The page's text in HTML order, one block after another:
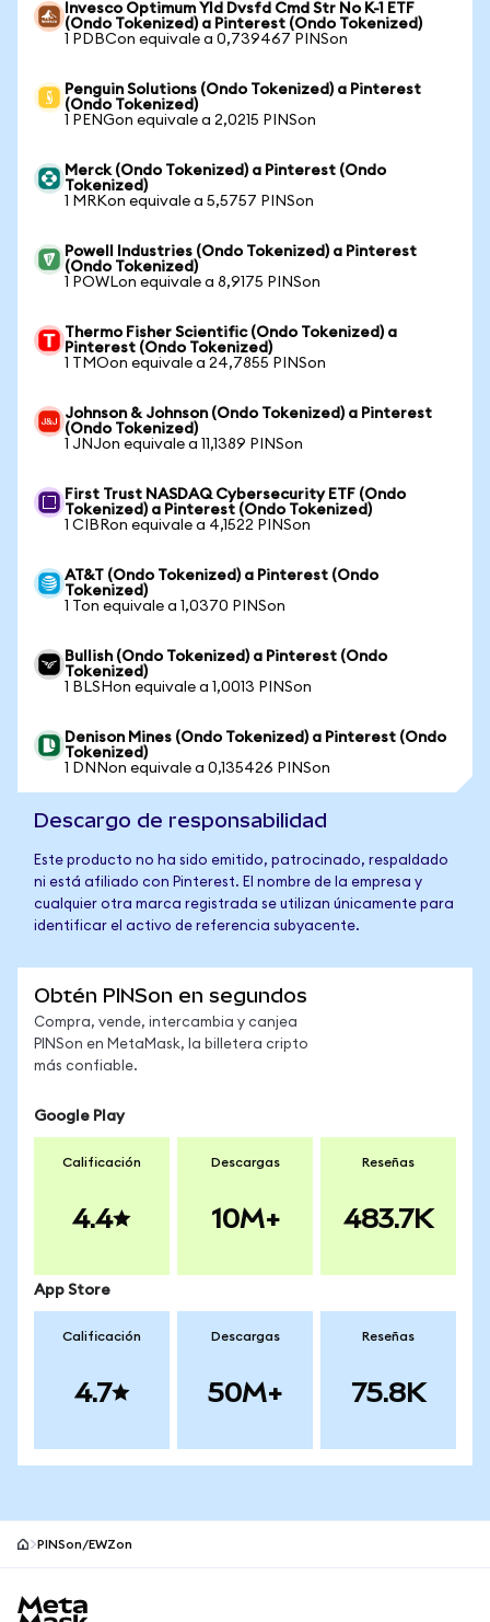
Invesco Optimum Yld Dvsfd Cmd Str No K-1 ETF
(Ondo Tokenized) a Pinterest (Ondo Tokenized)
1 PDBCon equivale a 0,739467 PINSon
Penguin Solutions (Ondo Tokenized) a Pinterest
(Ondo Tokenized)
1 PENGon equivale a 2,0215 PINSon
Merck (Ondo Tokenized) a Pinterest (Ondo
Tokenized)
1 MRKon equivale a 5,5757 PINSon
Powell Industries (Ondo Tokenized) a Pinterest
(Ondo Tokenized)
1 POWLon equivale a 8,9175 PINSon
Thermo Fisher Scientific (Ondo Tokenized) a
Pinterest (Ondo Tokenized)
1 TMOon equivale a 24,7855 PINSon
Johnson & Johnson (Ondo Tokenized) a Pinterest
(Ondo Tokenized)
1 JNJon equivale a 11,1389 PINSon
First Trust NASDAQ Cybersecurity ETF (Ondo
Tokenized) a Pinterest (Ondo Tokenized)
1 CIBRon equivale a 4,1522 PINSon
AT&T (Ondo Tokenized) a Pinterest (Ondo
Tokenized)
1 Ton equivale a 1,0370 PINSon
Bullish (Ondo Tokenized) a Pinterest (Ondo
Tokenized)
1 BLSHon equivale a 1,0013 PINSon
Denison Mines (Ondo Tokenized) a Pinterest (Ondo
Tokenized)
1 DNNon equivale a 0,135426 PINSon
Descargo de responsabilidad
Este producto no ha sido emitido, patrocinado, respaldado
ni está afiliado con Pinterest. El nombre de la empresa y
cualquier otra marca registrada se utilizan únicamente para
identificar el activo de referencia subyacente.
Obtén PINSon en segundos
Compra, vende, intercambia y canjea
PINSon en MetaMask, la billetera cripto
más confiable.
Google Play
Calificación
4.4
Descargas
10M+
Reseñas
483.7K
App Store
Calificación
4.7
Descargas
50M+
Reseñas
75.8K
PINSon/EWZon